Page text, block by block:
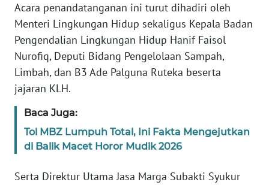
Acara penandatanganan ini turut dihadiri oleh
Menteri Lingkungan Hidup sekaligus Kepala Badan
Pengendalian Lingkungan Hidup Hanif Faisol
Nurofiq, Deputi Bidang Pengelolaan Sampah,
Limbah, dan B3 Ade Palguna Ruteka beserta
jajaran KLH.
Baca Juga:
Tol MBZ Lumpuh Total, Ini Fakta Mengejutkan
di Balik Macet Horor Mudik 2026
Serta Direktur Utama Jasa Marga Subakti Syukur
Wahana
News
Regional
WN
SUMUT
WN